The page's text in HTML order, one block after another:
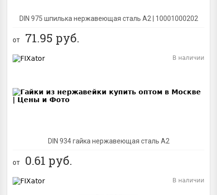
DIN 975 шпилька нержавеющая сталь A2 | 10001000202
от 71.95 руб.
DIN 934 гайка нержавеющая сталь A2
В наличии
от 0.61 руб.
В наличии